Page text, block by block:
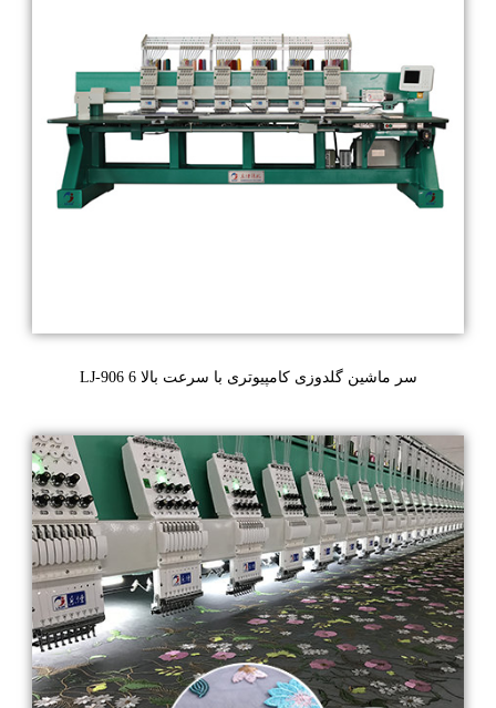
LJ-906 6 سر ماشین گلدوزی کامپیوتری با سرعت بالا